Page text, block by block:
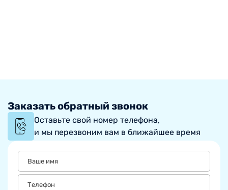
Заказать обратный звонок
Оставьте свой номер телефона,
и мы перезвоним вам в ближайшее время